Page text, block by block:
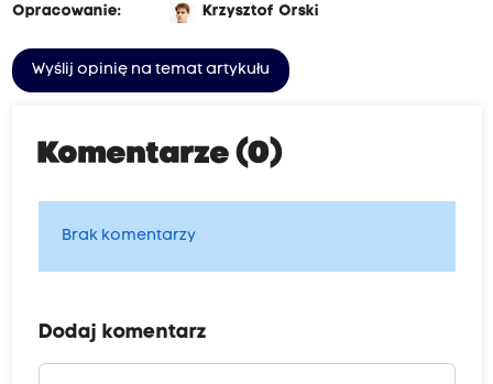
Opracowanie:
Krzysztof Orski
Wyślij opinię na temat artykułu
Komentarze (0)
Brak komentarzy
Dodaj komentarz